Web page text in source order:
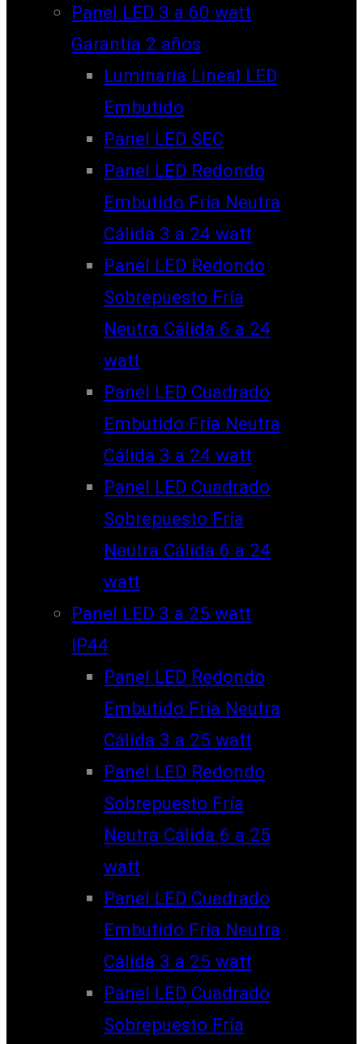
Panel LED 3 a 60 watt
Garantía 2 años
Luminaria Lineal LED
Embutido
Panel LED SEC
Panel LED Redondo
Embutido Fría Neutra
Cálida 3 a 24 watt
Panel LED Redondo
Sobrepuesto Fría
Neutra Cálida 6 a 24
watt
Panel LED Cuadrado
Embutido Fría Neutra
Cálida 3 a 24 watt
Panel LED Cuadrado
Sobrepuesto Fría
Neutra Cálida 6 a 24
watt
Panel LED 3 a 25 watt
IP44
Panel LED Redondo
Embutido Fría Neutra
Cálida 3 a 25 watt
Panel LED Redondo
Sobrepuesto Fría
Neutra Cálida 6 a 25
watt
Panel LED Cuadrado
Embutido Fría Neutra
Cálida 3 a 25 watt
Panel LED Cuadrado
Sobrepuesto Fría